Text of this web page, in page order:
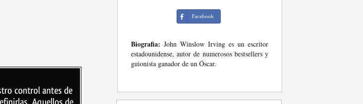
Facebook
Biografia: John Winslow Irving es un escritor
estadounidense, autor de numerosos bestsellers y
guionista ganador de un Óscar.